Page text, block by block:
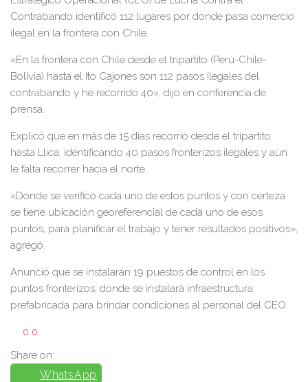
Contrabando identificó 112 lugares por donde pasa comercio
ilegal en la frontera con Chile.
«En la frontera con Chile desde el tripartito (Perú-Chile-
Bolivia) hasta el Ito Cajones son 112 pasos ilegales del
contrabando y he recorrido 40», dijo en conferencia de
prensa.
Explicó que en más de 15 días recorrió desde el tripartito
hasta Llica, identificando 40 pasos fronterizos ilegales y aún
le falta recorrer hacia el norte.
«Donde se verificó cada uno de estos puntos y con certeza
se tiene ubicación georeferencial de cada uno de esos
puntos, para planificar el trabajo y tener resultados positivos»,
agregó.
Anunció que se instalarán 19 puestos de control en los
puntos fronterizos, donde se instalará infraestructura
prefabricada para brindar condiciones al personal del CEO.
0 0
Share on:
WhatsApp